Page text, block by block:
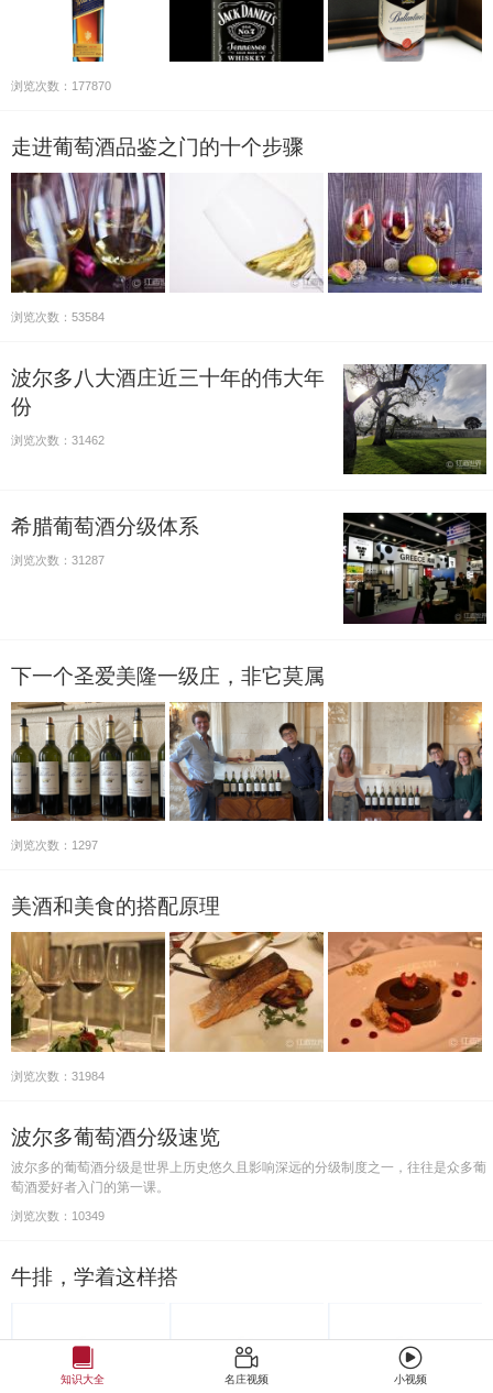
浏览次数：177870
走进葡萄酒品鉴之门的十个步骤
浏览次数：53584
波尔多八大酒庄近三十年的伟大年
份
浏览次数：31462
希腊葡萄酒分级体系
浏览次数：31287
下一个圣爱美隆一级庄，非它莫属
浏览次数：1297
美酒和美食的搭配原理
浏览次数：31984
波尔多葡萄酒分级速览
波尔多的葡萄酒分级是世界上历史悠久且影响深远的分级制度之一，往往是众多葡
萄酒爱好者入门的第一课。
浏览次数：10349
牛排，学着这样搭
知识大全 名庄视频 小视频